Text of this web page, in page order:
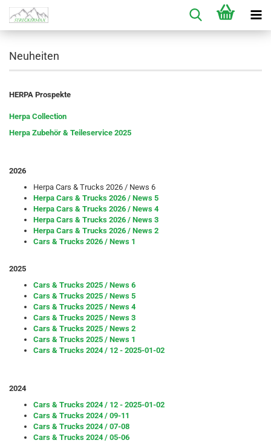
Neuheiten
HERPA Prospekte
Herpa Collection
Herpa Zubehör & Teileservice 2025
2026
Herpa Cars & Trucks 2026 / News 6
Herpa Cars & Trucks 2026 / News 5
Herpa Cars & Trucks 2026 / News 4
Herpa Cars & Trucks 2026 / News 3
Herpa Cars & Trucks 2026 / News 2
Cars & Trucks 2026 / News 1
2025
Cars & Trucks 2025 / News 6
Cars & Trucks 2025 / News 5
Cars & Trucks 2025 / News 4
Cars & Trucks 2025 / News 3
Cars & Trucks 2025 / News 2
Cars & Trucks 2025 / News 1
Cars & Trucks 2024 / 12 - 2025-01-02
2024
Cars & Trucks 2024 / 12 - 2025-01-02
Cars & Trucks 2024 / 09-11
Cars & Trucks 2024 / 07-08
Cars & Trucks 2024 / 05-06